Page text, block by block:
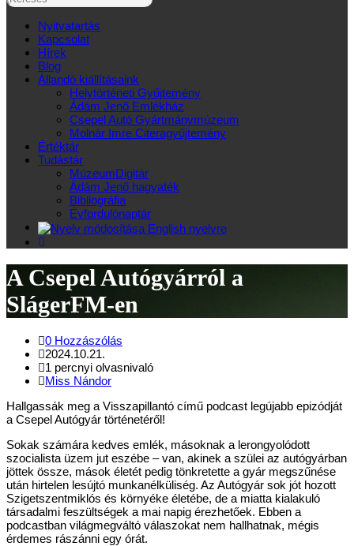
Nyitvatartás
Kapcsolat
Hírek
Blog
Állandó kiállításaink
Helytörténeti Gyűjtemény
Ádám Jenő Emlékház
Csepel Autó Gyártmánymúzeum
Molnár Imre Citeragyűjtemény
Értéktár
Tudástár
MúzeumDigitár
Ádám Jenő hagyaték
Bibliográfia
Évfordulónaptár
A Csepel Autógyárról a
SlágerFM-en
0 Hozzászólás
2024.10.21.
1 percnyi olvasnivaló
Miss Nándor
Hallgassák meg a Visszapillantó című podcast legújabb epizódját
a Csepel Autógyár történetéről!
Sokak számára kedves emlék, másoknak a lerongyolódott
szocialista üzem jut eszébe – van, akinek a szülei az autógyárban
jöttek össze, mások életét pedig tönkretette a gyár megszűnése
után hirtelen lesújtó munkanélküliség. Az Autógyár sok jót hozott
Szigetszentmiklós és környéke életébe, de a miatta kialakuló
társadalmi feszültségek a mai napig érezhetőek. Ebben a
podcastban világmegváltó válaszokat nem hallhatnak, mégis
érdemes rászánni egy órát.